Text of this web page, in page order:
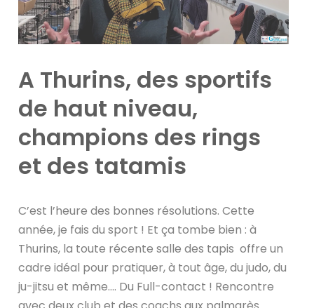
A Thurins, des sportifs
de haut niveau,
champions des rings
et des tatamis
C’est l’heure des bonnes résolutions. Cette
année, je fais du sport ! Et ça tombe bien : à
Thurins, la toute récente salle des tapis offre un
cadre idéal pour pratiquer, à tout âge, du judo, du
ju-jitsu et même…. Du Full-contact ! Rencontre